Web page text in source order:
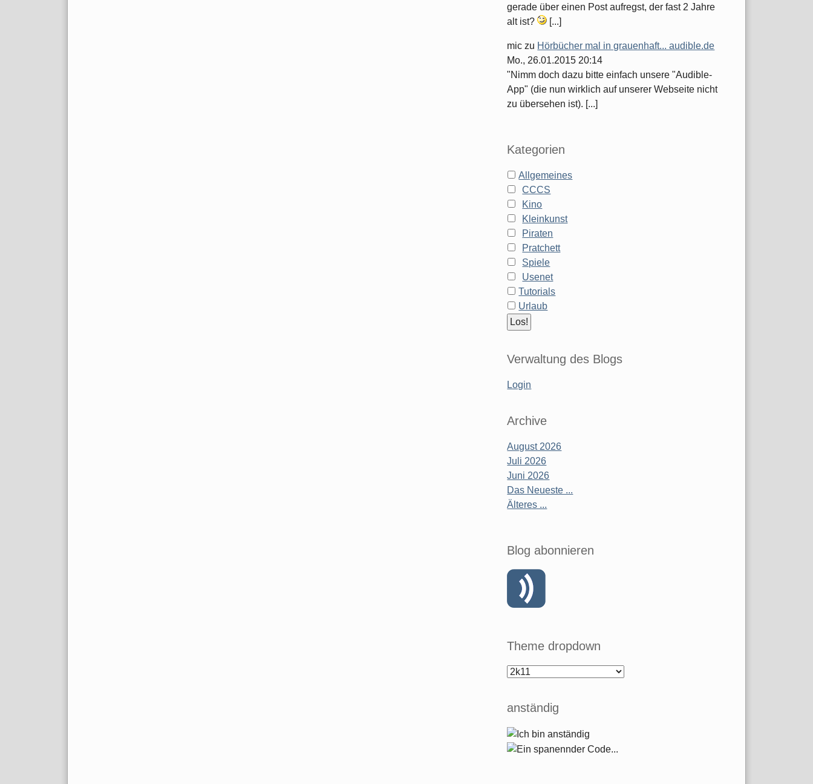
gerade über einen Post aufregst, der fast 2 Jahre
alt ist?
[...]
mic zu Hörbücher mal in grauenhaft... audible.de
Mo., 26.01.2015 20:14
"Nimm doch dazu bitte einfach unsere "Audible-
App" (die nun wirklich auf unserer Webseite nicht
zu übersehen ist). [...]
Kategorien
Allgemeines
CCCS
Kino
Kleinkunst
Piraten
Pratchett
Spiele
Usenet
Tutorials
Urlaub
Verwaltung des Blogs
Login
Archive
August 2026
Juli 2026
Juni 2026
Das Neueste ...
Älteres ...
Blog abonnieren
Theme dropdown
anständig